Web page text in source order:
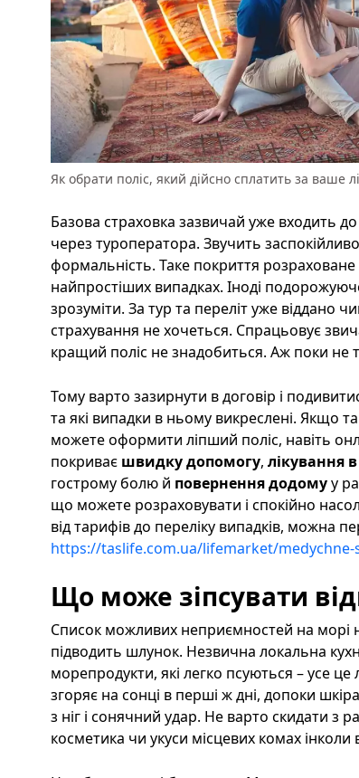
Як обрати поліс, який дійсно сплатить за ваше
Базова страховка зазвичай уже входить
через туроператора. Звучить
формальність. Таке покриття
найпростіших випадках. Іноді
зрозуміти. За тур та переліт уже віддано
страхування не хочеться. Спрацьовує
кращий поліс не знадобиться. Аж поки не
Тому варто зазирнути в договір і
та які випадки в ньому викреслені. Якщо
можете оформити ліпший поліс, навіть
покриває швидку допомогу, лікування в
гострому болю й повернення додомуу
що можете розраховувати і спокійно
від тарифів до переліку випадків, можна
https://taslife.com.ua/lifemarket/
Що може зіпсувати
Список можливих неприємностей на морі
підводить шлунок. Незвична локальна
морепродукти, які легко псуються – усе
згоряє на сонці в перші ж дні, допоки
з ніг і сонячний удар. Не варто скидати з
косметика чи укуси місцевих комах